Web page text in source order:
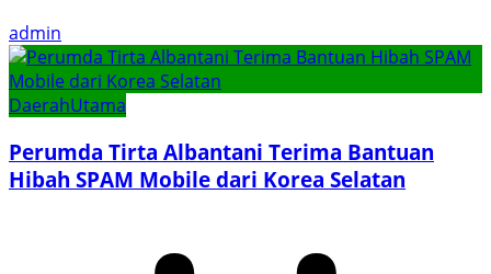
admin
DaerahUtama
Perumda Tirta Albantani Terima Bantuan
Hibah SPAM Mobile dari Korea Selatan